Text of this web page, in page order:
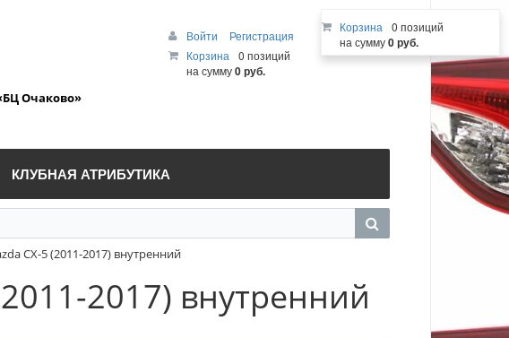
Очаково»
Войти
Регистрация
Корзина
0 позиций
на сумму0 руб.
КЛУБНАЯ АТРИБУТИКА
CX-5 (2011-2017) внутренний
2017) внутренний
Корзина
0 позиций
на сумму0 руб.